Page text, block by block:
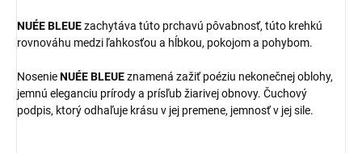
NUÉE BLEUEzachytáva túto prchavú pôvabnosť, túto krehkú
rovnováhu medzi ľahkosťou a hĺbkou, pokojom a pohybom.
NosenieNUÉE BLEUEznamená zažiť poéziu nekonečnej oblohy,
jemnú eleganciu prírody a prísľub žiarivej obnovy. Čuchový
podpis, ktorý odhaľuje krásu v jej premene, jemnosť v jej sile.